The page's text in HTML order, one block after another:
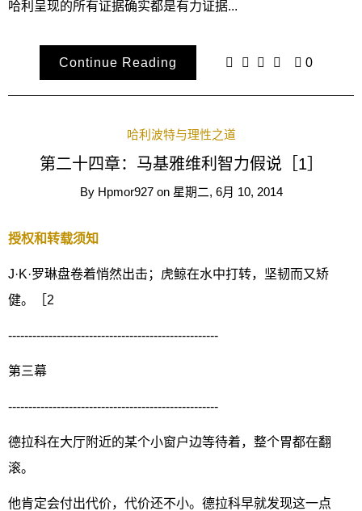
哈利呈现的所有证据确实都是有力证据...
Continue Reading 0
哈利波特与理性之道
第二十四章：马基雅维利智力假说［1］
By Hpmor927 on 星期二, 6月 10, 2014
授权和转载须知
J·K·罗琳盘卷着悄然出击；虎鲸在水中打转，坚韧而又矫
健。［2
----------------------------------------------------
第三幕
----------------------------------------------------
德拉科在大厅附近的某个小窗户边等待着，整个胃都在翻
滚。
他肯定会付出代价，代价还不小。德拉科早就发现这一点